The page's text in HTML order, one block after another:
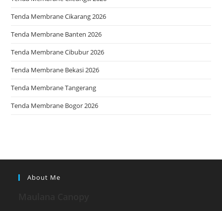
Tenda Membrane Cikarang 2026
Tenda Membrane Banten 2026
Tenda Membrane Cibubur 2026
Tenda Membrane Bekasi 2026
Tenda Membrane Tangerang
Tenda Membrane Bogor 2026
About Me